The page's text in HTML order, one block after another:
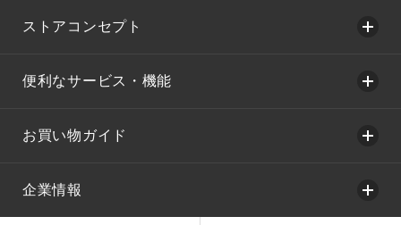
ストアコンセプト
便利なサービス・機能
お買い物ガイド
企業情報